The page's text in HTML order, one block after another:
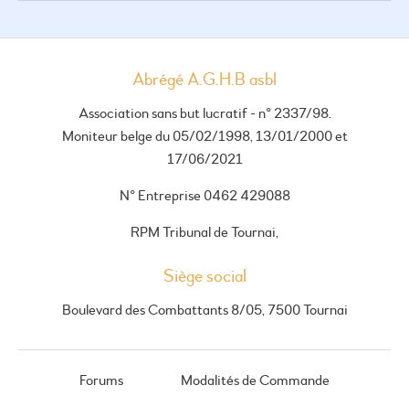
Abrégé A.G.H.B asbl
Association sans but lucratif - n° 2337/98.
Moniteur belge du 05/02/1998, 13/01/2000 et
17/06/2021
N° Entreprise 0462 429088
RPM Tribunal de Tournai,
Siège social
Boulevard des Combattants 8/05, 7500 Tournai
Forums Modalités de Commande